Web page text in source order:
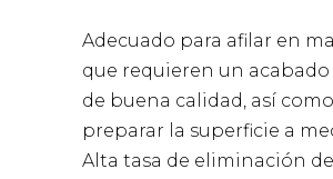
Adecuado para afilar en
que requieren un
de buena calidad, así
preparar la superficie a
Alta tasa de eliminación de